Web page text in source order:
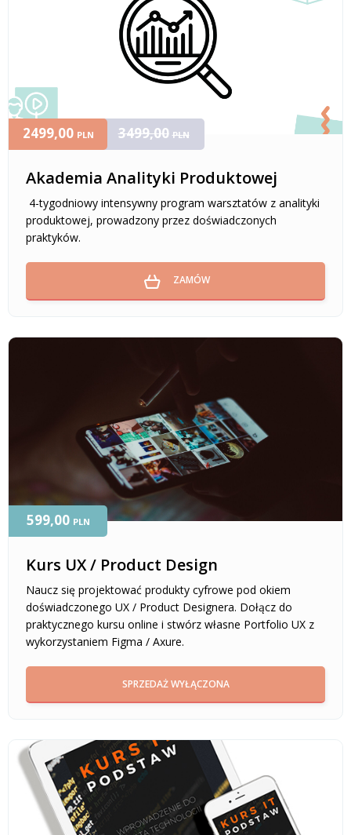
Akademia Analityki Produktowej
4-tygodniowy intensywny program warsztatów z analityki
produktowej, prowadzony przez doświadczonych
praktyków.
2499,00 PLN 3499,00 PLN
ZAMÓW
Kurs UX / Product Design
Naucz się projektować produkty cyfrowe pod okiem
doświadczonego UX / Product Designera. Dołącz do
praktycznego kursu online i stwórz własne Portfolio UX z
wykorzystaniem Figma / Axure.
599,00 PLN
SPRZEDAŻ WYŁĄCZONA